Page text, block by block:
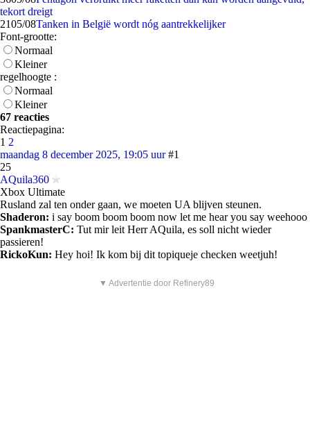
tekort dreigt
2105/08Tanken in België wordt nóg aantrekkelijker
Font-grootte:
Normaal
Kleiner
regelhoogte :
Normaal
Kleiner
67 reacties
Reactiepagina:
1 2
maandag 8 december 2025, 19:05 uur #1
25
AQuila360
Xbox Ultimate
Rusland zal ten onder gaan, we moeten UA blijven steunen.
Shaderon: i say boom boom boom now let me hear you say weehooo
SpankmasterC: Tut mir leit Herr AQuila, es soll nicht wieder
passieren!
RickoKun: Hey hoi! Ik kom bij dit topiqueje checken weetjuh!
▼ Advertentie door Refinery89